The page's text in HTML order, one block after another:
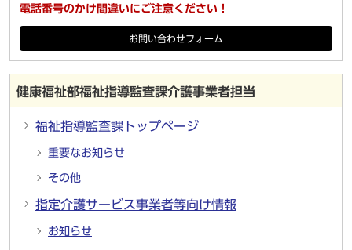
電話番号のかけ間違いにご注意ください！
お問い合わせフォーム
健康福祉部福祉指導監査課介護事業者担当
福祉指導監査課トップページ
重要なお知らせ
その他
指定介護サービス事業者等向け情報
お知らせ